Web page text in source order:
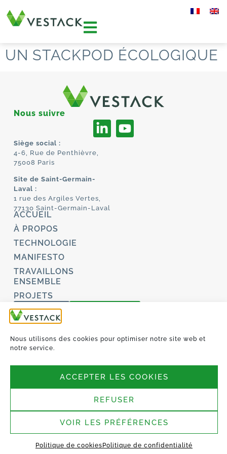
Nous utilisons des cookies pour optimiser notre site web et
notre service.
ACCEPTER LES COOKIES
REFUSER
VOIR LES PRÉFÉRENCES
Politique de cookies Politique de confidentialité
UN STACKPOD ÉCOLOGIQUE
Nous suivre
Siège social :
4-6, Rue de Penthièvre,
75008 Paris
Site de Saint-Germain-
Laval :
1 rue des Argiles Vertes,
77130 Saint-Germain-Laval
ACCUEIL
À PROPOS
TECHNOLOGIE
MANIFESTO
TRAVAILLONS
ENSEMBLE
PROJETS
CONTACT
Mentions légales et Politique de confidentialité
Politique de cookies (UE)
© 2026- Tous droits réservés